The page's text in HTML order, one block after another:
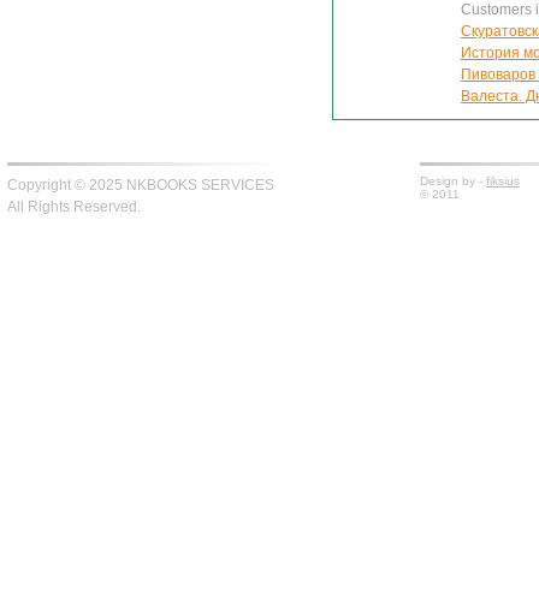
Customers
История
Валеста.
Copyright © 2025 NKBOOKS SERVICES
All Rights Reserved.
Design by - fiksius
© 2011